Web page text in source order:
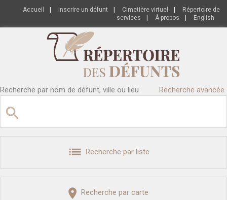
Accueil Inscrire un défunt Cimetière virtuel
Répertoire de
services
À propos English
Recherche par nom de défunt, ville ou lieu Recherche avancée
Recherche par liste
Recherche par carte